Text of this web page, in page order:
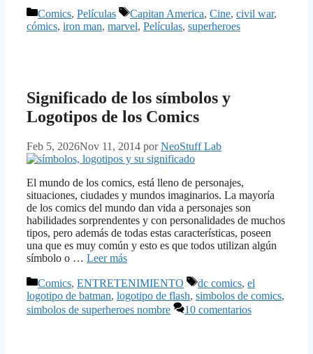
Categorías
Comics, Películas Etiquetas
Capitan America, Cine, civil war,
cómics, iron man, marvel, Películas, superheroes
Significado de los símbolos y
Logotipos de los Comics
Feb 5, 2026Nov 11, 2014 porNeoStuff Lab
El mundo de los comics, está lleno de personajes,
situaciones, ciudades y mundos imaginarios. La mayoría
de los comics del mundo dan vida a personajes son
habilidades sorprendentes y con personalidades de muchos
tipos, pero además de todas estas características, poseen
una que es muy común y esto es que todos utilizan algún
símbolo o … Leer más
Categorías
Comics, ENTRETENIMIENTO Etiquetas
dc comics, el
logotipo de batman, logotipo de flash, simbolos de comics,
simbolos de superheroes nombre
10 comentarios